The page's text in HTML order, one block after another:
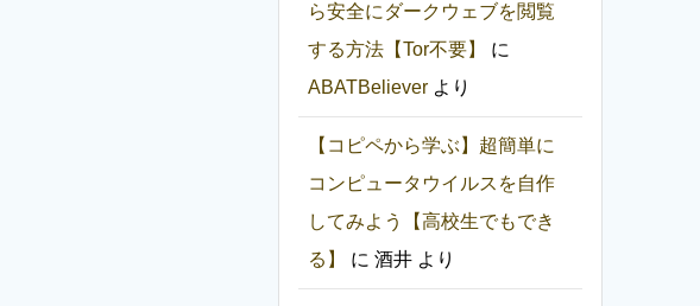
ら安全にダークウェブを閲覧
する方法【Tor不要】
に
ABATBeliever より
【コピペから学ぶ】超簡単に
コンピュータウイルスを自作
してみよう【高校生でもでき
る】
に酒井 より